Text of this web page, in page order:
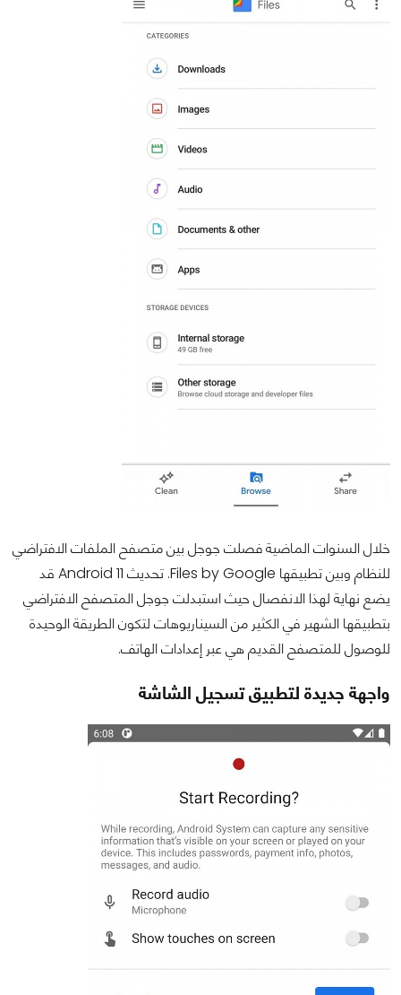
خلال السنوات الماضية فصلت جوجل بين متصفح الملفات الافتراضي
للنظام وبين تطبيقها Files by Google. تحديث Android 11 قد
يضع نهاية لهذا الانفصال حيث استبدلت جوجل المتصفح الافتراضي
بتطبيقها الشهير في الكثير من السيناريوهات لتكون الطريقة الوحيدة
للوصول للمتصفح القديم هي عبر إعدادات الهاتف.
واجهة جديدة لتطبيق تسجيل الشاشة